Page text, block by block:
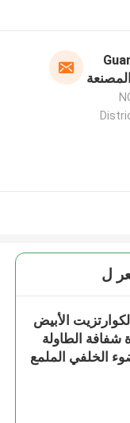
ل
الأبيض
شفافة الطاولة
الخلفي الملمع